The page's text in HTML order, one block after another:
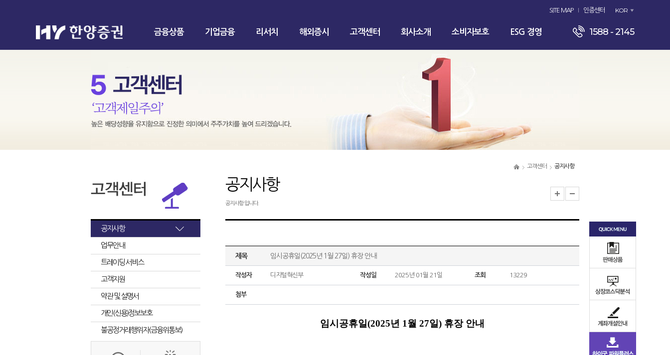
SITE MAP 인증센터 KOR
금융상품 기업금융 리서치 해외증시 고객센터 회사소개 소비자보호 ESG 경영 1588 - 2145
고객센터 공지사항
공지사항
업무안내
트레이딩 서비스
고객지원
약관 및 설명서
개인(신용)정보보호
불공정거래행위자(금융위통보)
공지사항
공지사항 입니다.
제목 임시공휴일(2025년 1월 27일) 휴장 안내
작성자 디지털혁신부 작성일 2025년 01월 21일 조회 13229
첨부
임시공휴일(2025년 1월 27일) 휴장 안내